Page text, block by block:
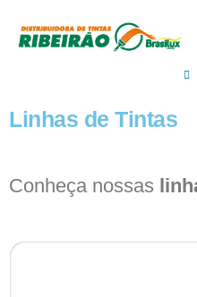
Linhas de Tintas
Conheça nossas